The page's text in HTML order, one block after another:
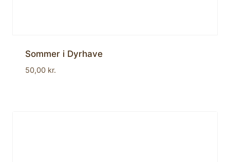
Sommer i Dyrhave
50,00 kr.